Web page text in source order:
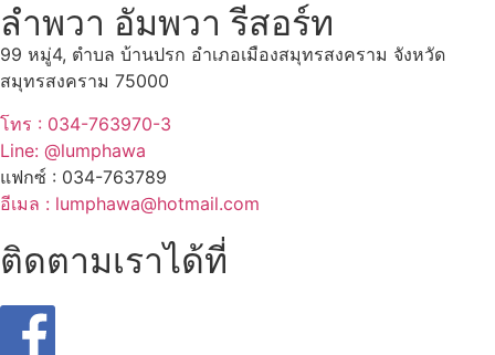
ลำพวา อัมพวา รีสอร์ท
99 หมู่4, ตำบล บ้านปรก อำเภอเมืองสมุทรสงคราม จังหวัด
สมุทรสงคราม 75000
โทร : 034-763970-3
Line: @lumphawa
แฟกซ์ : 034-763789
อีเมล : lumphawa@hotmail.com
ติดตามเราได้ที่